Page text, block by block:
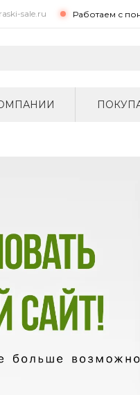
sale.ru Работаем с